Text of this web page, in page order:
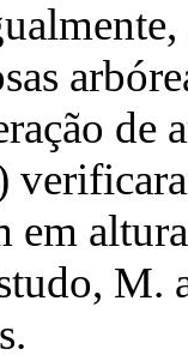
de
em
M.